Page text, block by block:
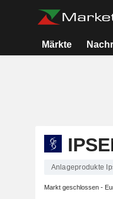
Märkte
Anlageprodukte
Markt geschlossen -